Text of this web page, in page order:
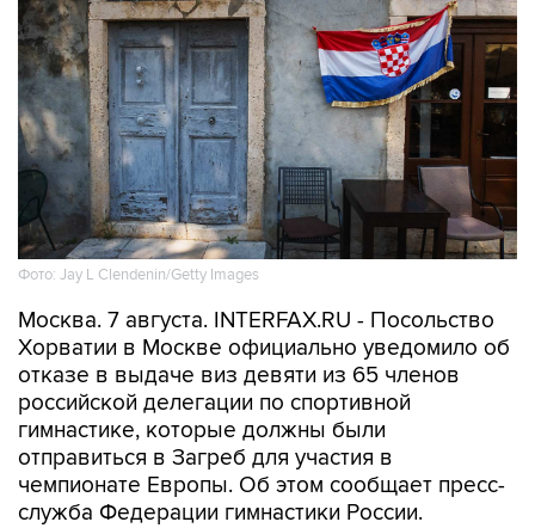
Фото: Jay L Clendenin/Getty Images
Москва. 7 августа. INTERFAX.RU - Посольство
Хорватии в Москве официально уведомило об
отказе в выдаче виз девяти из 65 членов
российской делегации по спортивной
гимнастике, которые должны были
отправиться в Загреб для участия в
чемпионате Европы. Об этом сообщает пресс-
служба Федерации гимнастики России.